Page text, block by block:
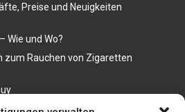
Preise und Neuigkeiten
Wie und Wo?
zum Rauchen von Zigaretten